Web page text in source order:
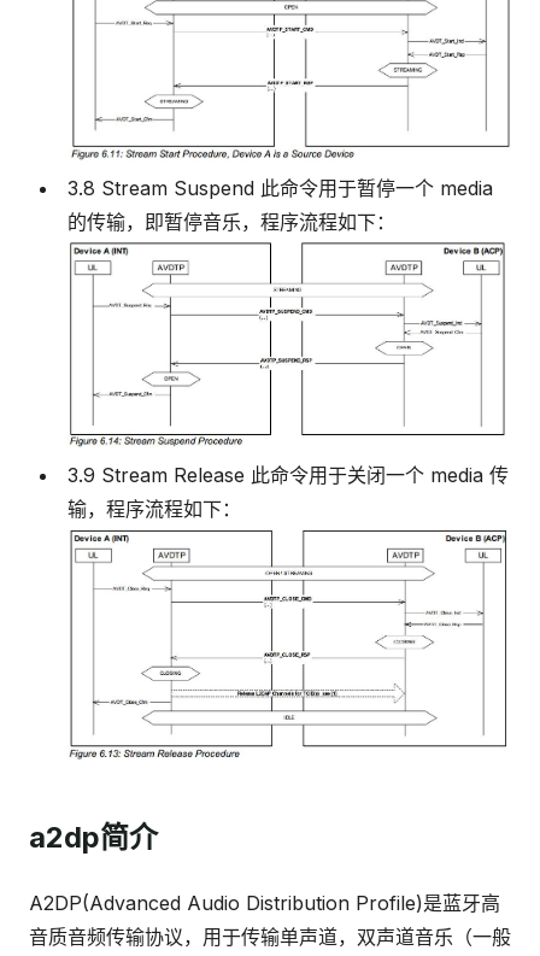
3.8 Stream Suspend 此命令用于暂停一个 media
的传输，即暂停音乐，程序流程如下：
3.9 Stream Release 此命令用于关闭一个 media 传
输，程序流程如下：
a2dp简介
A2DP(Advanced Audio Distribution Profile)是蓝牙高
音质音频传输协议，用于传输单声道，双声道音乐（一般